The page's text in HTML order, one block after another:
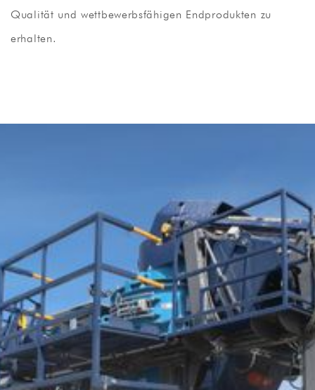
Qualität und wettbewerbsfähigen Endprodukten zu
erhalten.